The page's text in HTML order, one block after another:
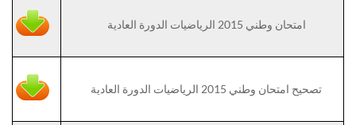
امتحان وطني 2015 الرياضيات الدورة العادية
تصحيح امتحان وطني 2015 الرياضيات الدورة العادية